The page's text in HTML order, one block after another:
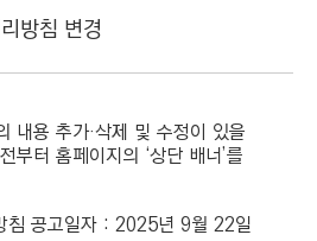
방침 변경
내용 추가·삭제 및 수정이 있을
부터 홈페이지의 ‘상단 배너’를
침 공고일자 : 2025년 9월 22일